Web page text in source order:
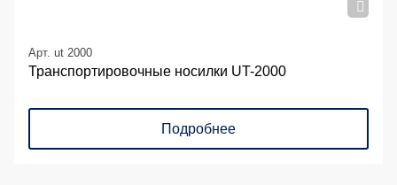
Арт. ut 2000
Транспортировочные носилки UT-2000
Подробнее